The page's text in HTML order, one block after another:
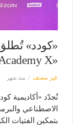
«كودد»
«Academy X» لـ 2026 - بوابة مولانا
غير مصنف منذ شهر
تُجدّد «أكاديمية
الاصطناعي
بتمكين الفتيات